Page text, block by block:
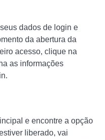
dados de login e
da abertura da
acesso, clique na
as informações
e encontre a opção
liberado, vai